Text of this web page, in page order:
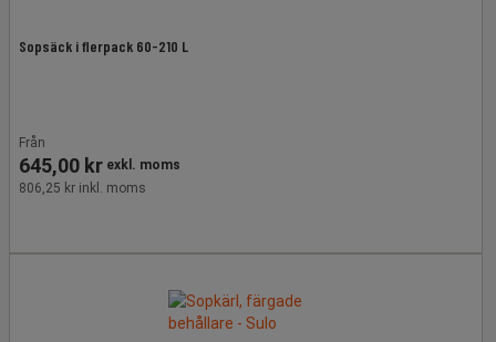
Sopsäck i flerpack 60-210 L
Från
645,00 kr exkl. moms
806,25 kr inkl. moms